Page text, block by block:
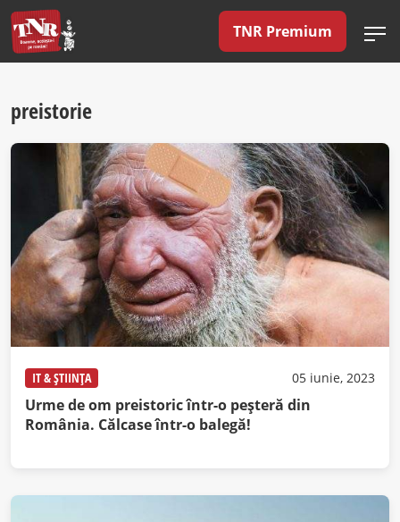
TNR Premium
preistorie
IT & ȘTIINȚA 05 iunie, 2023
Urme de om preistoric într-o peșteră din
România. Călcase într-o balegă!